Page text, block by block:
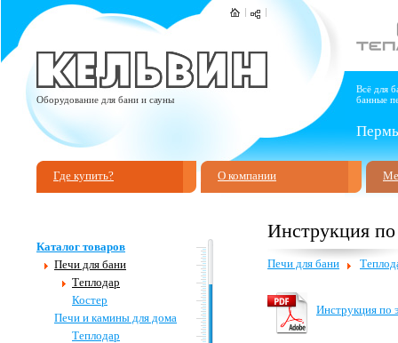
Оборудование для бани и сауны
Всё для
банные
Где купить? О компании
Каталог товаров
Печи для бани
Теплодар
Костер
Печи и камины для дома
Теплодар
Инструкция
Печи для бани
Инструкция по